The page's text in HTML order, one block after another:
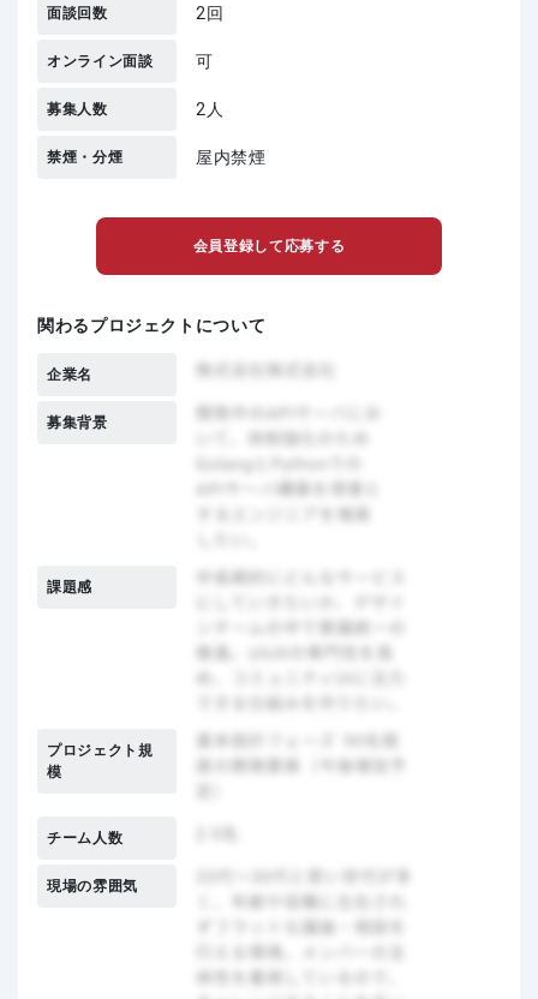
面談回数 2回
オンライン面談 可
募集人数 2人
禁煙・分煙 屋内禁煙
会員登録して応募する
関わるプロジェクトについて
企業名
募集背景
課題感
プロジェクト規
模
チーム人数
現場の雰囲気